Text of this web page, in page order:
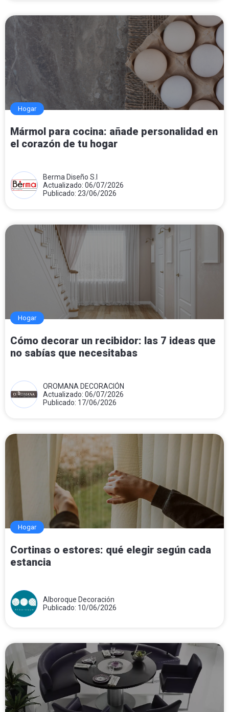
Hogar
Mármol para cocina: añade personalidad en
el corazón de tu hogar
Berma Diseño S.l
Actualizado: 06/07/2026
Publicado: 23/06/2026
Hogar
Cómo decorar un recibidor: las 7 ideas que
no sabías que necesitabas
OROMANA DECORACIÓN
Actualizado: 06/07/2026
Publicado: 17/06/2026
Hogar
Cortinas o estores: qué elegir según cada
estancia
Alboroque Decoración
Publicado: 10/06/2026